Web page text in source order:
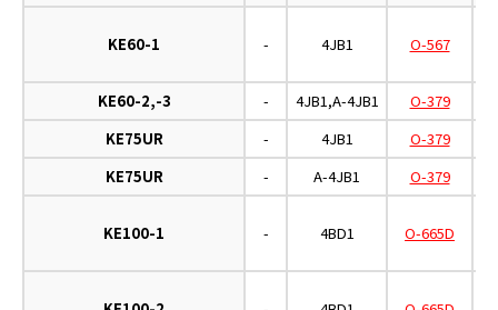
KE60-1 - 4JB1 O-567
KE60-2,-3 - 4JB1,A-4JB1 O-379
KE75UR
- 4JB1 O-379
KE75UR
- A-4JB1 O-379
KE100-1 - 4BD1 O-665D